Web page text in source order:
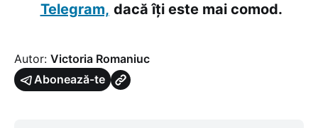
Telegram, dacă îți este mai comod.
Autor: Victoria Romaniuc
Abonează-te